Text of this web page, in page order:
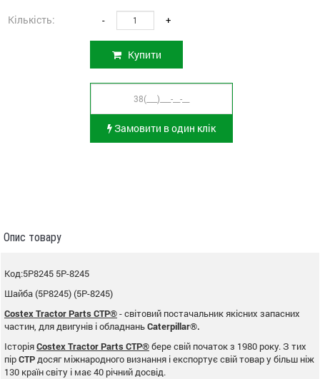
Кількість: - +
Купити
Замовити в один клік
Опис товару
Код:5P8245 5P-8245
Шайба (5P8245) (5P-8245)
Costex Tractor Parts CTP®- світовий постачальник якісних запасних
частин, для двигунів і обладнаньCaterpillar®.
ІсторіяCostex Tractor Parts CTP®бере свій початок з 1980 року. З тих
пірCTP досяг міжнародного визнання і експортує свій товар у більш ніж
130 країн світу і має 40 річний досвід.